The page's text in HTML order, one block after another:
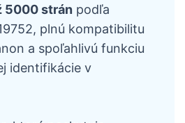
5000 strán podľa
plnú kompatibilitu
a spoľahlivú funkciu
identifikácie v